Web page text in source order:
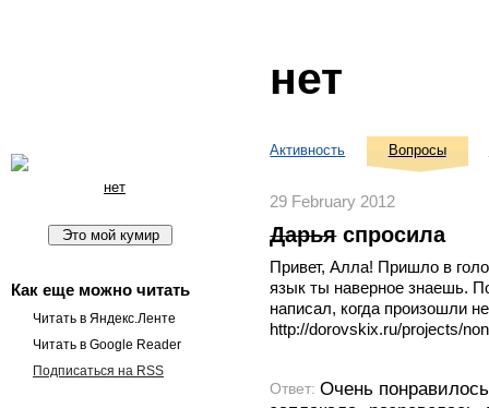
нет
нет
Как еще можно читать
Читать в Яндекс.Ленте
Читать в Google Reader
Подписаться на RSS
Активность Вопросы
29 February 2012
Дарьяспросила
Привет, Алла! Пришло в
язык ты наверное знаешь.
написал, когда произошли
http://dorovskix.ru/projects/
Ответ:Очень